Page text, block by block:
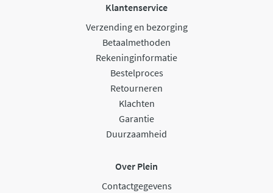
Klantenservice
Verzending en bezorging
Betaalmethoden
Rekeninginformatie
Bestelproces
Retourneren
Klachten
Garantie
Duurzaamheid
Over Plein
Contactgegevens